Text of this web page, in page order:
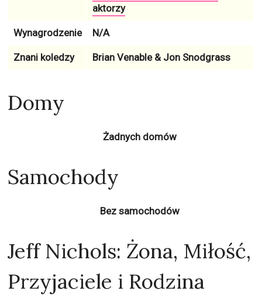
aktorzy
Wynagrodzenie N/A
Znani koledzy Brian Venable & Jon Snodgrass
Domy
Żadnych domów
Samochody
Bez samochodów
Jeff Nichols: Żona, Miłość,
Przyjaciele i Rodzina